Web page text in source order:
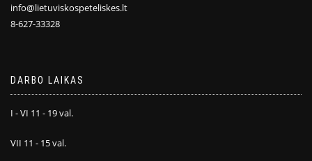
info@lietuviskospeteliskes.lt
8-627-33328
DARBO LAIKAS
I - VI 11 - 19 val.
VII 11 - 15 val.